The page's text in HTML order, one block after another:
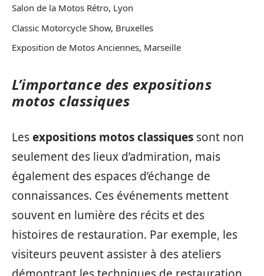
Salon de la Motos Rétro, Lyon
Classic Motorcycle Show, Bruxelles
Exposition de Motos Anciennes, Marseille
L’importance des expositions
motos classiques
Lesexpositions motos classiques sont non
seulement des lieux d’admiration, mais
également des espaces d’échange de
connaissances. Ces événements mettent
souvent en lumière des récits et des
histoires de restauration. Par exemple, les
visiteurs peuvent assister à des ateliers